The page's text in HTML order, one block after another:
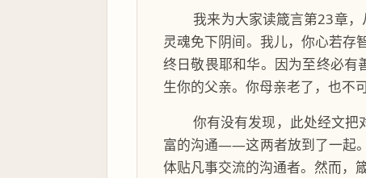
我来为大家读箴言第23章
灵魂免下阴间。我儿，你心若存
终日敬畏耶和华。因为至终必
生你的父亲。你母亲老了，也不
你有没有发现，此处经文把
富的沟通——这两者放到了一起
体贴凡事交流的沟通者。然而，